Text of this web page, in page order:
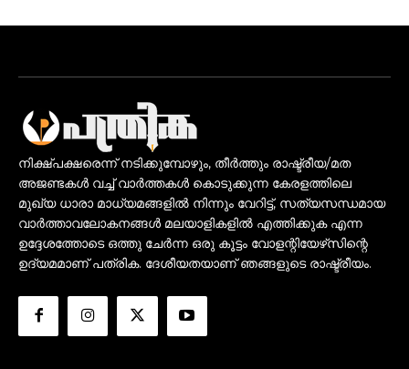
നിക്ഷ്പക്ഷരെന്ന് നടിക്കുമ്പോഴും, തീർത്തും രാഷ്ട്രീയ/മത
അജണ്ടകൾ വച്ച് വാർത്തകൾ കൊടുക്കുന്ന കേരളത്തിലെ
മുഖ്യ ധാരാ മാധ്യമങ്ങളിൽ നിന്നും വേറിട്ട്, സത്യസന്ധമായ
വാർത്താവലോകനങ്ങൾ മലയാളികളിൽ എത്തിക്കുക എന്ന
ഉദ്ദേശത്തോടെ ഒത്തു ചേർന്ന ഒരു കൂട്ടം വോളന്റിയേഴ്‌സിന്റെ
ഉദ്യമമാണ് പത്രിക. ദേശീയതയാണ് ഞങ്ങളുടെ രാഷ്ട്രീയം.